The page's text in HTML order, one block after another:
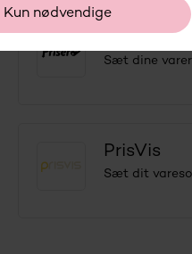
Sæt dine
PrisVis
Sæt dit